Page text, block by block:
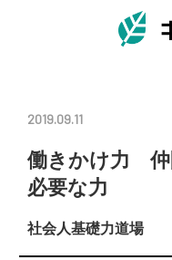
2019.09.11
働きかけ力 仲
必要な力
社会人基礎力道場